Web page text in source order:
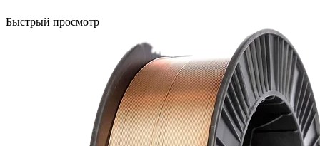
Быстрый просмотр